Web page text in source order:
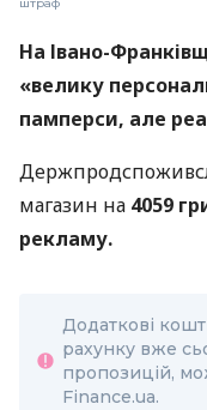
штраф
На Івано-
«велику
памперси, але
магазин на 4059
рекламу.
Додаткові
рахунку вже
пропозицій,
Finance.ua.